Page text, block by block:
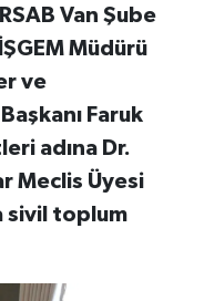
Van Şube
Müdürü
ve
Faruk
adına Dr.
Meclis Üyesi
sivil toplum